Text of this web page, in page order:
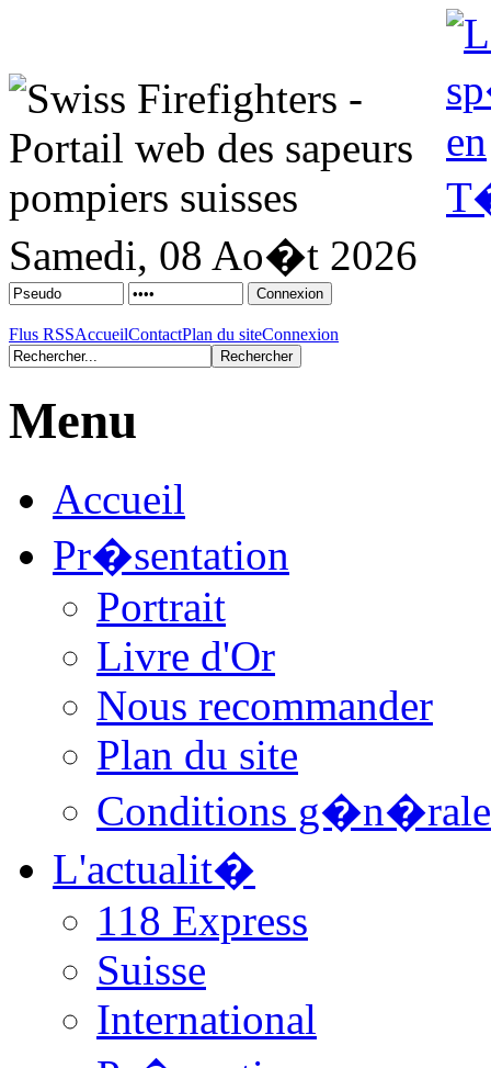
Samedi, 08 Ao�t 2026
Flus RSSAccueilContactPlan du siteConnexion
Menu
Accueil
Pr�sentation
Portrait
Livre d'Or
Nous recommander
Plan du site
Conditions
L'actualit�
118 Express
Suisse
International